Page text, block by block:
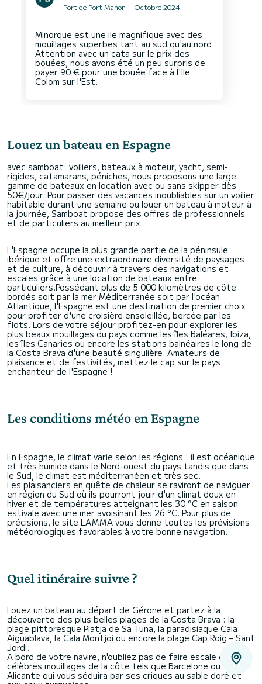
Port de Port Mahon
Octobre 2024
Minorque est une ile magnifique avec des
mouillages superbes tant au sud qu'au nord.
Attention avec un cata sur le prix des
bouées, nous avons été un peu surpris de
payer 90 € pour une bouée face à l'Ile
Louez un bateau en Espagne
avec samboat: voiliers, bateaux à moteur, yacht, semi-
rigides, catamarans, péniches, nous proposons une large
gamme de bateaux en location avec ou sans skipper dès
50€/jour. Pour passer des vacances inoubliables sur un voilier
habitable durant une semaine ou louer un bateau à moteur à
la journée, Samboat propose des offres de professionnels
et de particuliers au meilleur prix.
L'Espagne occupe la plus grande partie de la péninsule
ibérique et offre une extraordinaire diversité de paysages
et de culture, à découvrir à travers des navigations et
escales grâce à une location de bateaux entre
particuliers.Possédant plus de 5 000 kilomètres de côte
bordés soit par la mer Méditerranée soit par l'océan
Atlantique, l'Espagne est une destination de premier choix
pour profiter d'une croisière ensoleillée, bercée par les
flots. Lors de votre séjour profitez-en pour explorer les
plus beaux mouillages du pays comme les îles Baléares, Ibiza,
les îles Canaries ou encore les stations balnéaires le long de
la Costa Brava d'une beauté singulière. Amateurs de
plaisance et de festivités, mettez le cap sur le pays
enchanteur de l'Espagne !
Les conditions météo en Espagne
En Espagne, le climat varie selon les régions : il est océanique
et très humide dans le Nord-ouest du pays tandis que dans
le Sud, le climat est méditerranéen et très sec.
Les plaisanciers en quête de chaleur se raviront de naviguer
en région du Sud où ils pourront jouir d'un climat doux en
hiver et de températures atteignant les 30 °C en saison
estivale avec une mer avoisinant les 26 °C. Pour plus de
précisions, le site LAMMA vous donne toutes les prévisions
météorologiques favorables à votre bonne navigation.
Quel itinéraire suivre ?
Louez un bateau au départ de Gérone et partez à la
découverte des plus belles plages de la Costa Brava : la
plage pittoresque Platja de Sa Tuna, la paradisiaque Cala
Aiguablava, la Cala Montjoi ou encore la plage Cap Roig – Sant
Jordi.
A bord de votre navire, n'oubliez pas de faire escale dans les
célèbres mouillages de la côte tels que Barcelone ou
Alicante qui vous séduira par ses criques au sable doré et